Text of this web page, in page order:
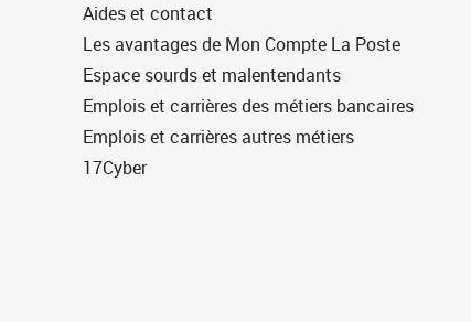
Aides et contact
Les avantages de Mon Compte La Poste
Espace sourds et malentendants
Emplois et carrières des métiers bancaires
Emplois et carrières autres métiers
17Cyber